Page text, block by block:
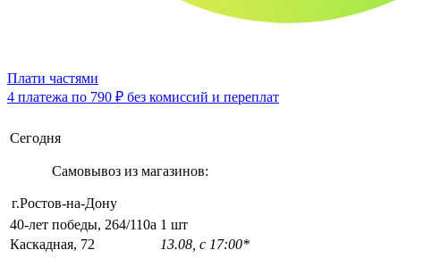
Плати частями
4 платежа по 790 ₽ без комиссий и переплат
Сегодня
Самовывоз из магазинов:
г.Ростов-на-Дону
40-лет победы, 264/110а 1 шт
Каскадная, 72
13.08, с 17:00*